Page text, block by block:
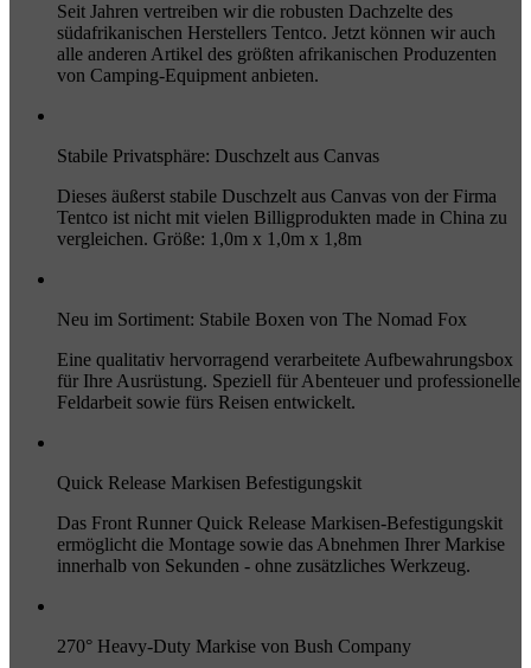
Seit Jahren vertreiben wir die robusten Dachzelte des
südafrikanischen Herstellers Tentco. Jetzt können wir auch
alle anderen Artikel des größten afrikanischen Produzenten
von Camping-Equipment anbieten.
Stabile Privatsphäre: Duschzelt aus Canvas
Dieses äußerst stabile Duschzelt aus Canvas von der Firma
Tentco ist nicht mit vielen Billigprodukten made in China zu
vergleichen. Größe: 1,0m x 1,0m x 1,8m
Neu im Sortiment: Stabile Boxen von The Nomad Fox
Eine qualitativ hervorragend verarbeitete Aufbewahrungsbox
für Ihre Ausrüstung. Speziell für Abenteuer und professionelle
Feldarbeit sowie fürs Reisen entwickelt.
Quick Release Markisen Befestigungskit
Das Front Runner Quick Release Markisen-Befestigungskit
ermöglicht die Montage sowie das Abnehmen Ihrer Markise
innerhalb von Sekunden - ohne zusätzliches Werkzeug.
270° Heavy-Duty Markise von Bush Company